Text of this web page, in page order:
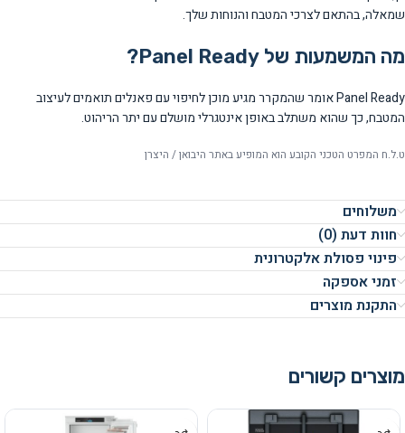
שמאלה, בהתאם לצרכי המטבח והנוחות שלך.
מה המשמעות של Panel Ready?
Panel Ready אומר שהמקרר מגיע מוכן לחיפוי עם פאנלים תואמים לעיצוב
המטבח, כך שהוא משתלב באופן אינטגרלי מושלם עם יתר הריהוט.
ט.ל.ח המפרט הטכני הקובע הוא המופיע באתר היבואן / היצרן
משלוחים
חוות דעת (0)
פינוי פסולת אלקטרונית
זמני אספקה
התקנת מוצרים
מוצרים קשורים